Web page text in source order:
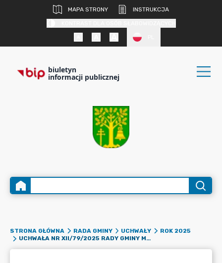
MAPA STRONY
INSTRUKCJA
biuletyn
informacji publicznej
STRONA GŁÓWNA RADA GMINY UCHWAŁY
ROK 2025
UCHWAŁA NR XII/79/2025 RADY GMINY MALANÓW Z DNIA 4 LIPCA 2025 R. W SPRAWIE ZMIAN W BUDŻECIE GMINY NA 2025 ROK.